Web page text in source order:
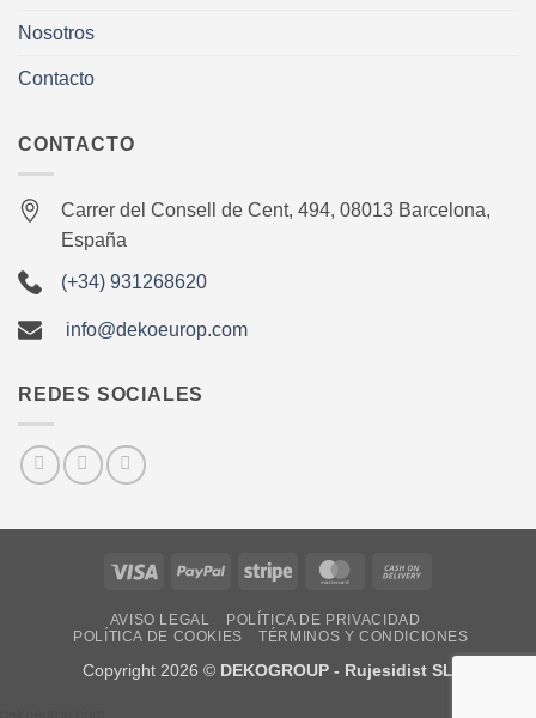
Nosotros
Contacto
CONTACTO
Carrer del Consell de Cent, 494, 08013 Barcelona,
España
(+34) 931268620
info@dekoeurop.com
REDES SOCIALES
Visa PayPal Stripe MasterCard
AVISO LEGAL
POLÍTICA DE PRIVACIDAD
POLÍTICA DE COOKIES
TÉRMINOS Y CONDICIONES
Copyright 2026 © DEKOGROUP - Rujesidist SL